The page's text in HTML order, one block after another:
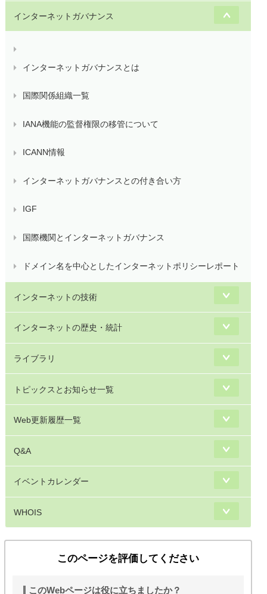
インターネットガバナンス
インターネットガバナンスとは
国際関係組織一覧
IANA機能の監督権限の移管について
ICANN情報
インターネットガバナンスとの付き合い方
IGF
国際機関とインターネットガバナンス
ドメイン名を中心としたインターネットポリシーレポート
インターネットの技術
インターネットの歴史・統計
ライブラリ
トピックスとお知らせ一覧
Web更新履歴一覧
Q&A
イベントカレンダー
WHOIS
このページを評価してください
このWebページは役に立ちましたか？